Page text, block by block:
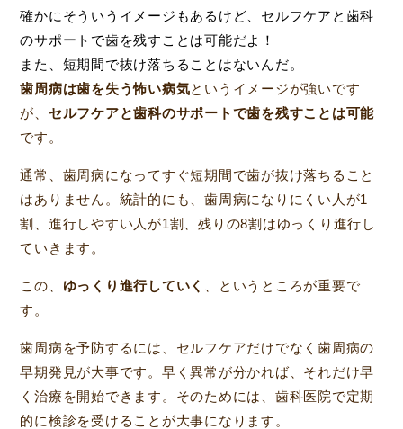
確かにそういうイメージもあるけど、セルフケアと歯科
のサポートで歯を残すことは可能だよ！
また、短期間で抜け落ちることはないんだ。
歯周病は歯を失う怖い病気というイメージが強いです
が、 セルフケアと歯科のサポートで歯を残すことは可能
です。
通常、歯周病になってすぐ短期間で歯が抜け落ちること
はありません。統計的にも、歯周病になりにくい人が1
割、進行しやすい人が1割、残りの8割はゆっくり進行し
ていきます。
この、 ゆっくり進行していく
、というところが重要で
す。
歯周病を予防するには、セルフケアだけでなく歯周病の
早期発見が大事です。早く異常が分かれば、それだけ早
く治療を開始できます。そのためには、歯科医院で定期
的に検診を受けることが大事になります。